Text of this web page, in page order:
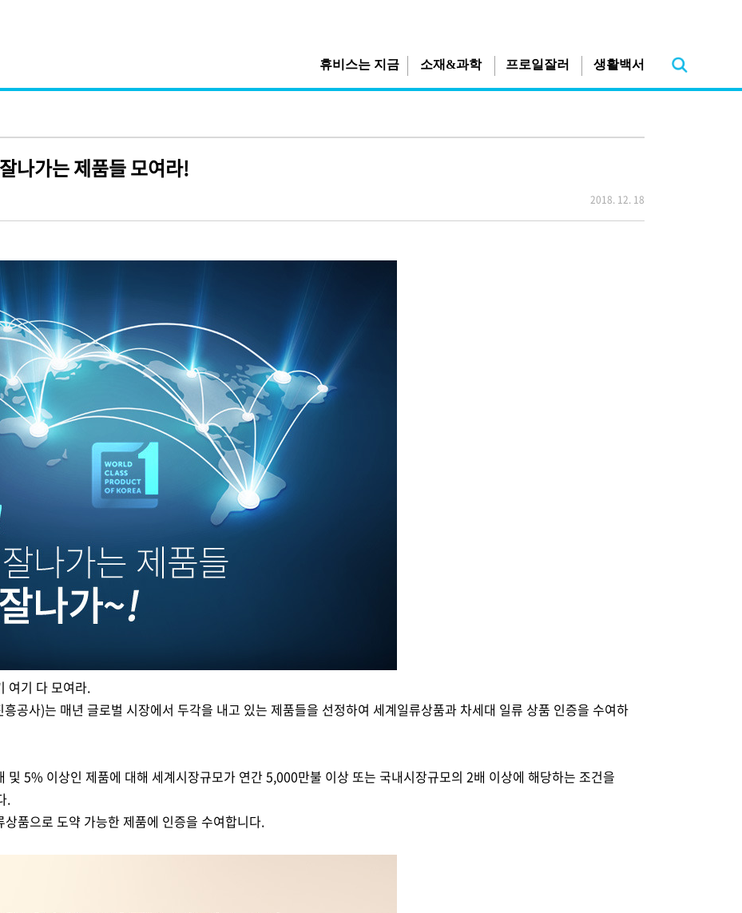
휴비스는 지금 소재&과학 프로일잘러 생활백서
나가는 제품들 모여라!
2018. 12. 18
여기 다 모여라.
공사)는 매년 글로벌 시장에서 두각을 내고 있는 제품들을 선정하여 세계일류상품과 차세대 일류 상품 인증을 수여하
및 5% 이상인 제품에 대해 세계시장규모가 연간 5,000만불 이상 또는 국내시장규모의 2배 이상에 해당하는 조건을
.
품으로 도약 가능한 제품에 인증을 수여합니다.